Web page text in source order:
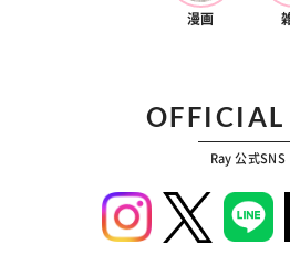
漫画
OFFICIAL
Ray 公式SNS